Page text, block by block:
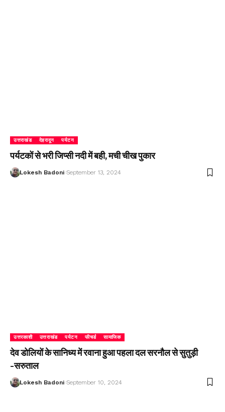
उत्तराखंड देहरादून पर्यटन
पर्यटकों से भरी जिप्सी नदी में बही, मची चीख पुकार
Lokesh Badoni September 13, 2024
उत्तरकाशी उत्तराखंड पर्यटन फीचर्ड सामाजिक
देव डोलियों के सानिध्य में रवाना हुआ पहला दल सरनौल से सुतुड़ी
-सरुताल
Lokesh Badoni September 10, 2024